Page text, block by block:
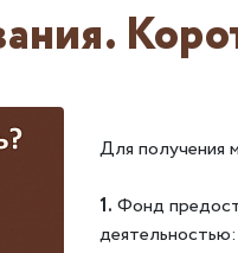
Для получения
1. Фонд
деятельностью: